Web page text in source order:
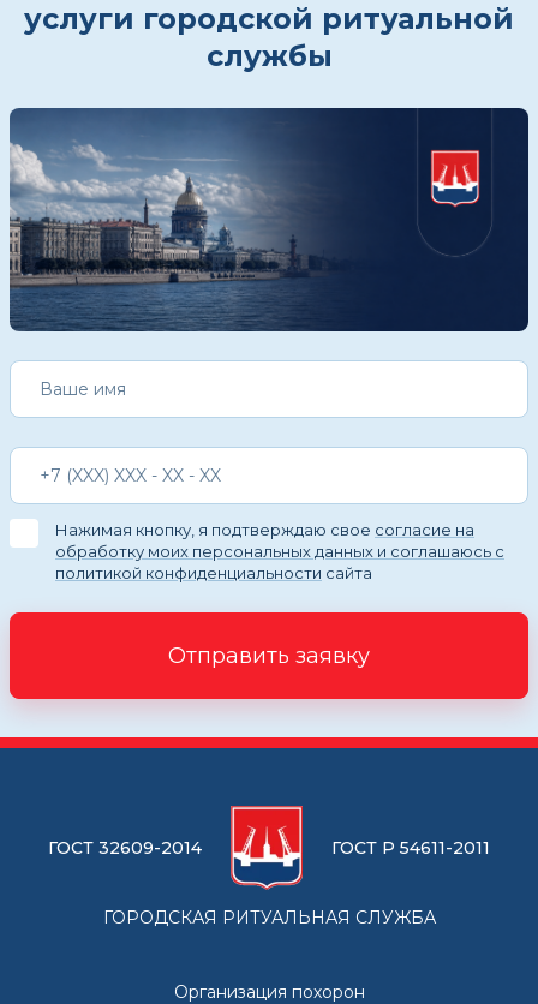
услуги городской ритуальной
службы
Нажимая кнопку, я подтверждаю свое согласие на
обработку моих персональных данных и соглашаюсь с
политикой конфиденциальности сайта
Отправить заявку
ГОСТ 32609-2014 ГОСТ Р 54611-2011
ГОРОДСКАЯ РИТУАЛЬНАЯ СЛУЖБА
Организация похорон